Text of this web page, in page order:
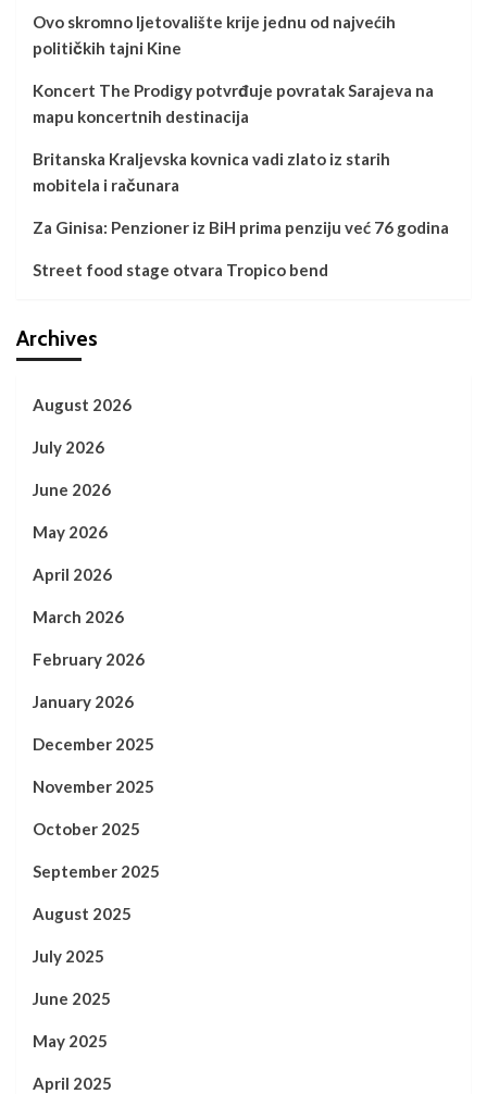
Ovo skromno ljetovalište krije jednu od najvećih
političkih tajni Kine
Koncert The Prodigy potvrđuje povratak Sarajeva na
mapu koncertnih destinacija
Britanska Kraljevska kovnica vadi zlato iz starih
mobitela i računara
Za Ginisa: Penzioner iz BiH prima penziju već 76 godina
Street food stage otvara Tropico bend
Archives
August 2026
July 2026
June 2026
May 2026
April 2026
March 2026
February 2026
January 2026
December 2025
November 2025
October 2025
September 2025
August 2025
July 2025
June 2025
May 2025
April 2025